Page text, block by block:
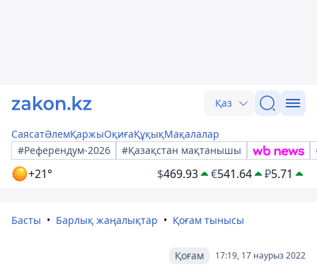
Қаз
СаясатӘлемҚаржыОқиғаҚұқықМақалалар
#Референдум-2026
#Қазақстан мақтанышы
+21° $469.93 €541.64 ₽5.71
Басты Барлық жаңалықтар Қоғам тынысы
17:19, 17 наурыз 2022
Қоғам